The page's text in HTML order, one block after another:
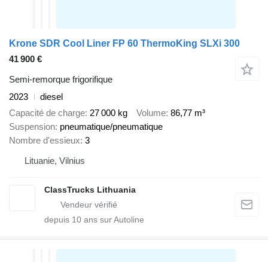
Krone SDR Cool Liner FP 60 ThermoKing SLXi 300
41 900 €
Semi-remorque frigorifique
2023
diesel
Capacité de charge 27 000 kg Volume 86,77 m³
Suspension pneumatique/pneumatique
Nombre d'essieux 3
Lituanie, Vilnius
ClassTrucks Lithuania
depuis 10 ans sur Autoline